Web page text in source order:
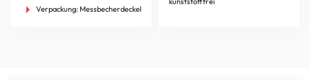
Verpackung: Messbecherdeckel